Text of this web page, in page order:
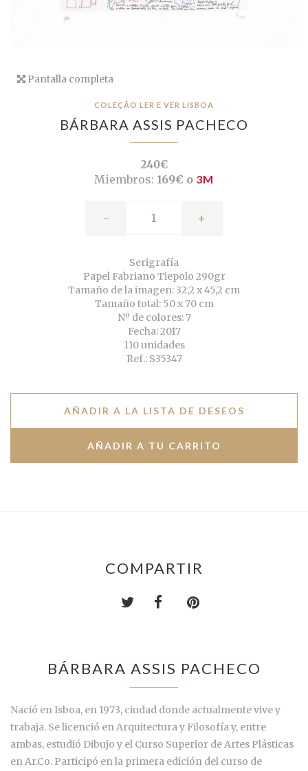
Pantalla completa
COLEÇÃO LER E VER LISBOA
BÁRBARA ASSIS PACHECO
240€
Miembros: 169€ o 3M
- +
Serigrafía
Papel Fabriano Tiepolo 290gr
Tamaño de la imagen: 32,2 x 45,2 cm
Tamaño total: 50 x 70 cm
Nº de colores: 7
Fecha: 2017
110 unidades
Ref.: S35347
AÑADIR A LA LISTA DE DESEOS
COMPARTIR
BÁRBARA ASSIS PACHECO
Nació en Isboa, en 1973, ciudad donde actualmente vive y
trabaja. Se licenció en Arquitectura y Filosofía y, entre
ambas, estudió Dibujo y el Curso Superior de Artes Plásticas
en Ar.Co. Participó en la primera edición del curso de